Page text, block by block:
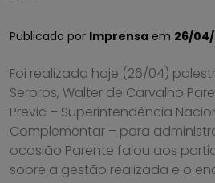
Publicado por Imprensa em 26/04/
Foi realizada hoje (26/04)
Serpros, Walter de Carvalho
Previc – Superintendência
Complementar – para
ocasião Parente falou aos
sobre a gestão realizada e o